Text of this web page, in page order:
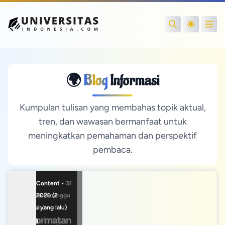
Search
🌍BlogInformasi
Kumpulan tulisan yang membahas topik aktual,
tren, dan wawasan bermanfaat untuk
meningkatkan pemahaman dan perspektif
pembaca.
Editor Content • 31
Jul 2026 (1 minggu
yang lalu)
Kehormatan
Editor Content •
22 Jul 2026 (2
minggu yang lalu)
Cara
Editor Content • 11
Jul 2026 (4
minggu yang lalu)
Petualangan